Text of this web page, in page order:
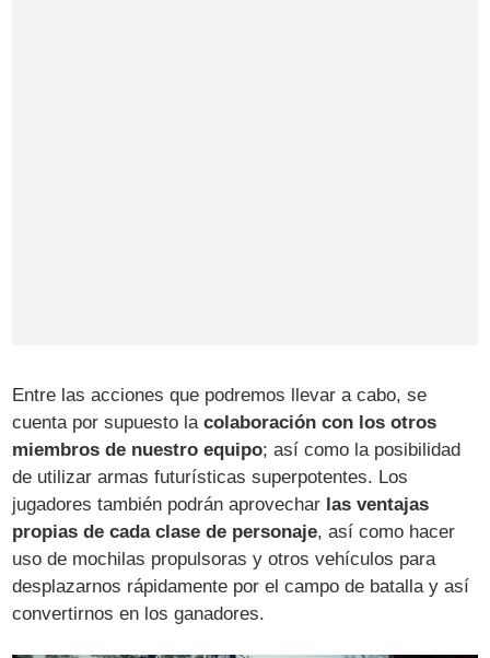
Entre las acciones que podremos llevar a cabo, se
cuenta por supuesto lacolaboración con los otros
miembros de nuestro equipo; así como la posibilidad
de utilizar armas futurísticas superpotentes. Los
jugadores también podrán aprovechar las ventajas
propias de cada clase de personaje, así como hacer
uso de mochilas propulsoras y otros vehículos para
desplazarnos rápidamente por el campo de batalla y así
convertirnos en los ganadores.